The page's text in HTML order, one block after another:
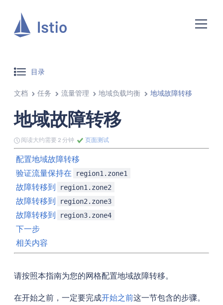
目录
文档 任务 流量管理 地域负载均衡 地域故障转移
地域故障转移
阅读大约需要 2 分钟 页面测试
配置地域故障转移
验证流量保持在
region1.zone1
故障转移到 region1.zone2
故障转移到 region2.zone3
故障转移到 region3.zone4
下一步
相关内容
请按照本指南为您的网格配置地域故障转移。
在开始之前，一定要完成开始之前这一节包含的步骤。